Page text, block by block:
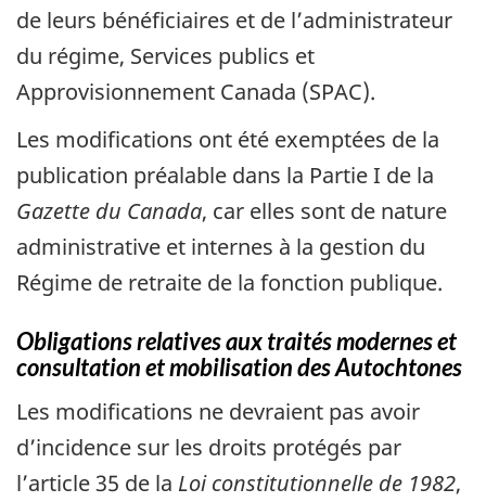
de leurs bénéficiaires et de l’administrateur
du régime, Services publics et
Approvisionnement Canada (SPAC).
Les modifications ont été exemptées de la
publication préalable dans la Partie I de la
Gazette du Canada, car elles sont de nature
administrative et internes à la gestion du
Régime de retraite de la fonction publique.
Obligations relatives aux traités modernes et
consultation et mobilisation des Autochtones
Les modifications ne devraient pas avoir
d’incidence sur les droits protégés par
l’article 35 de la Loi constitutionnelle de 1982,